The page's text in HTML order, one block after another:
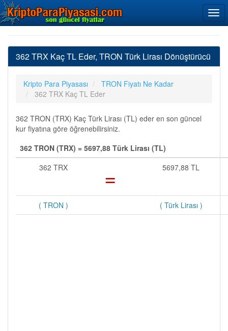
362 TRX Kaç TL Eder, TRON Türk Lirası Dönüştürücü
Kripto Para Piyasası
TRON Fiyatı Ne Kadar
362 TRX Kaç TL Eder
362 TRON (TRX) Kaç Türk Lirası (TL) eder en son güncel
kur fiyatına göre öğrenebilirsiniz.
362 TRON (TRX) = 5697,88 Türk Lirası (TL)
362 TRX
= 5697,88 TL
( TRON ) ( Türk Lirası )